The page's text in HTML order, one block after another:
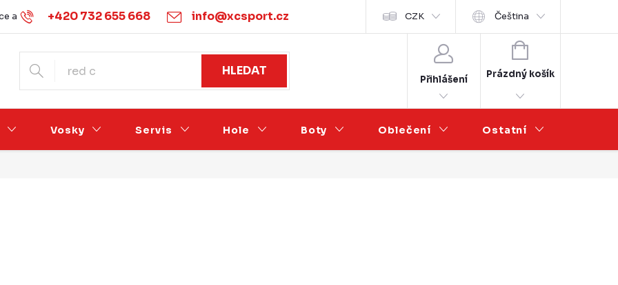
+420 732 655 668 info@xcsport.cz
a vrácení Obchodní podmínky Ochrana osobních údajů Velkoobchod CZK Čeština
HLEDAT
Přihlášení
NÁKUPNÍ
KOŠÍK
Prázdný košík
Vosky Servis Hole Boty Oblečení Ostatní